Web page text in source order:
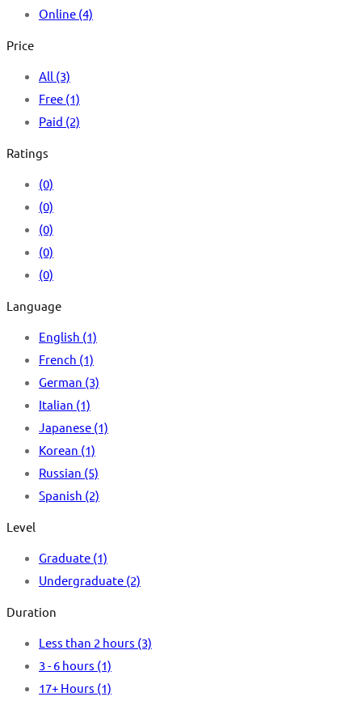
Online (4)
Price
All (3)
Free (1)
Paid (2)
Ratings
(0)
(0)
(0)
(0)
(0)
Language
English (1)
French (1)
German (3)
Italian (1)
Japanese (1)
Korean (1)
Russian (5)
Spanish (2)
Level
Graduate (1)
Undergraduate (2)
Duration
Less than 2 hours (3)
3 - 6 hours (1)
17+ Hours (1)